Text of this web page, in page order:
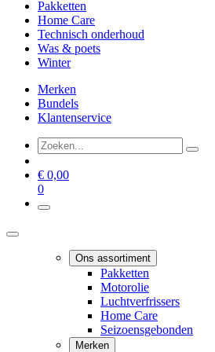
Pakketten
Home Care
Technisch onderhoud
Was & poets
Winter
Merken
Bundels
Klantenservice
€ 0,00
0
Ons assortiment
Pakketten
Motorolie
Luchtverfrissers
Home Care
Seizoensgebonden
Merken